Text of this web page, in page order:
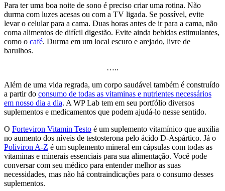
Para ter uma boa noite de sono é preciso criar uma rotina. Não
durma com luzes acesas ou com a TV ligada. Se possível, evite
levar o celular para a cama. Duas horas antes de ir para a cama, não
coma alimentos de difícil digestão. Evite ainda bebidas estimulantes,
como o café. Durma em um local escuro e arejado, livre de
barulhos.
…..
Além de uma vida regrada, um corpo saudável também é construído
a partir do consumo de todas as vitaminas e nutrientes necessários
em nosso dia a dia. A WP Lab tem em seu portfólio diversos
suplementos e medicamentos que podem ajudá-lo nesse sentido.
O Forteviron Vitamin Testo é um suplemento vitamínico que auxilia
no aumento dos níveis de testosterona pelo ácido D-Aspártico. Já o
Poliviron A-Z é um suplemento mineral em cápsulas com todas as
vitaminas e minerais essenciais para sua alimentação. Você pode
conversar com seu médico para entender melhor as suas
necessidades, mas não há contraindicações para o consumo desses
suplementos.